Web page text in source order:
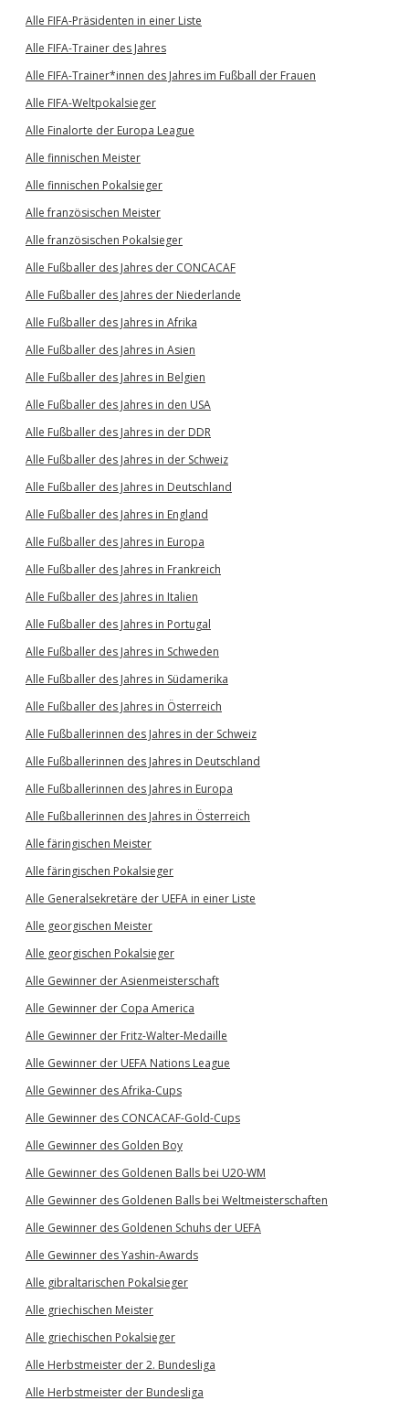
Alle FIFA-Präsidenten in einer Liste
Alle FIFA-Trainer des Jahres
Alle FIFA-Trainer*innen des Jahres im Fußball der Frauen
Alle FIFA-Weltpokalsieger
Alle Finalorte der Europa League
Alle finnischen Meister
Alle finnischen Pokalsieger
Alle französischen Meister
Alle französischen Pokalsieger
Alle Fußballer des Jahres der CONCACAF
Alle Fußballer des Jahres der Niederlande
Alle Fußballer des Jahres in Afrika
Alle Fußballer des Jahres in Asien
Alle Fußballer des Jahres in Belgien
Alle Fußballer des Jahres in den USA
Alle Fußballer des Jahres in der DDR
Alle Fußballer des Jahres in der Schweiz
Alle Fußballer des Jahres in Deutschland
Alle Fußballer des Jahres in England
Alle Fußballer des Jahres in Europa
Alle Fußballer des Jahres in Frankreich
Alle Fußballer des Jahres in Italien
Alle Fußballer des Jahres in Portugal
Alle Fußballer des Jahres in Schweden
Alle Fußballer des Jahres in Südamerika
Alle Fußballer des Jahres in Österreich
Alle Fußballerinnen des Jahres in der Schweiz
Alle Fußballerinnen des Jahres in Deutschland
Alle Fußballerinnen des Jahres in Europa
Alle Fußballerinnen des Jahres in Österreich
Alle färingischen Meister
Alle färingischen Pokalsieger
Alle Generalsekretäre der UEFA in einer Liste
Alle georgischen Meister
Alle georgischen Pokalsieger
Alle Gewinner der Asienmeisterschaft
Alle Gewinner der Copa America
Alle Gewinner der Fritz-Walter-Medaille
Alle Gewinner der UEFA Nations League
Alle Gewinner des Afrika-Cups
Alle Gewinner des CONCACAF-Gold-Cups
Alle Gewinner des Golden Boy
Alle Gewinner des Goldenen Balls bei U20-WM
Alle Gewinner des Goldenen Balls bei Weltmeisterschaften
Alle Gewinner des Goldenen Schuhs der UEFA
Alle Gewinner des Yashin-Awards
Alle gibraltarischen Pokalsieger
Alle griechischen Meister
Alle griechischen Pokalsieger
Alle Herbstmeister der 2. Bundesliga
Alle Herbstmeister der Bundesliga